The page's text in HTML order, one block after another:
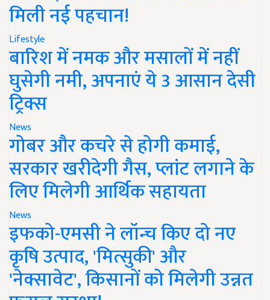
मिली नई पहचान!
Lifestyle
बारिश में नमक और मसालों में नहीं
घुसेगी नमी, अपनाएं ये 3 आसान देसी
ट्रिक्स
News
गोबर और कचरे से होगी कमाई,
सरकार खरीदेगी गैस, प्लांट लगाने के
लिए मिलेगी आर्थिक सहायता
News
इफको-एमसी ने लॉन्च किए दो नए
कृषि उत्पाद, 'मित्सुकी' और
'नेक्सावेट', किसानों को मिलेगी उन्नत